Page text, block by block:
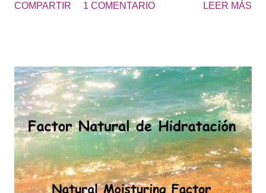
pies... zonas ásperas de la piel. El resultado es una piel más
de durezas, que se producen con el roce de los zapatos.
“Obtendrás unos pies suaves todo el año y sin avergonzarte
de lucir pies en verano.” Los pies secos tienden a acumular
más suciedad, cuando vas con las sandalias, se ven los pies
más sucios. Consulta la UREA 10% o UREA 30% según sea tu
necesidad de hidratación.
COMPARTIR 1 COMENTARIO LEER MÁS